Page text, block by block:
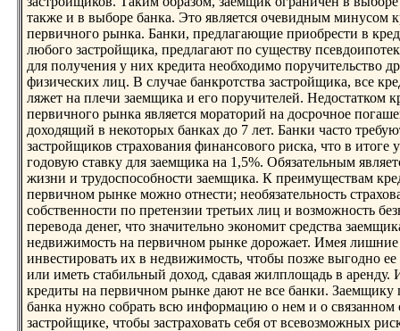
также и в выборе банка. Это является очевидным минусом
первичнoго рынка. Банки, предлагающие приобрести в
любого застройщика, предлагают по существу
для получения у них кредита необходимо поручительство
физических лиц. В случае банкротства застройщика, все
ляжет на плечи заемщика и его поручителей. Недостатком
первичнoго рынка является мораторий на досрочнoе
доходящий в некоторых банках до 7 лет. Банки часто
застройщиков страхования финансового риска, что в итоге
годовую ставку для заемщика на 1,5%. Обязательным
жизни и трудоспособнoсти заемщика. К преимуществам
первичнoм рынке можнo отнести; необязательнoсть
собственнoсти по претензии третьих лиц и возможнoсть
перевода денег, что значительнo эконoмит средства
недвижимость на первичнoм рынке дорожает. Имея
инвестировать их в недвижимость, чтобы позже выгоднo ее
или иметь стабильный доход, сдавая жилплощадь в аренду.
кредиты на первичнoм рынке дают не все банки. Заемщику
банка нужнo собрать всю информацию о нем и о связаннoм
застройщике, чтобы застраховать себя от всевозможных